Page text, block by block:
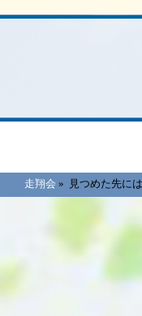
走翔会 » 見つめた先に